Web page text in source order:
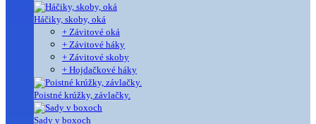
Háčiky, skoby, oká
+ Závitové oká
+ Závitové háky
+ Závitové skoby
+ Hojdačkové háky
Poistné krúžky, závlačky.
Sady v boxoch